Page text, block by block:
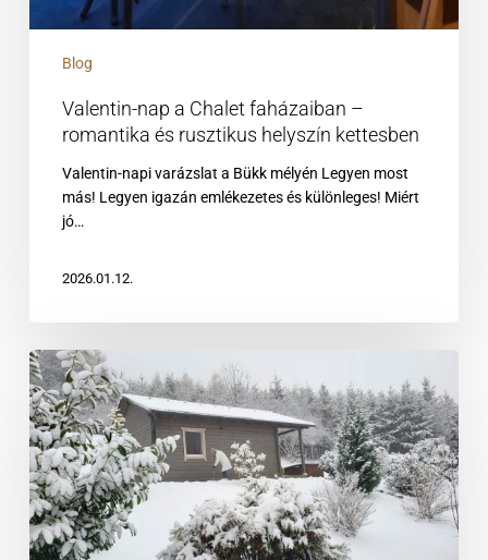
Blog
Valentin-nap a Chalet faházaiban –
romantika és rusztikus helyszín kettesben
Valentin-napi varázslat a Bükk mélyén Legyen most
más! Legyen igazán emlékezetes és különleges! Miért
jó…
2026.01.12.
A
természet
télen
is
gyógyít!